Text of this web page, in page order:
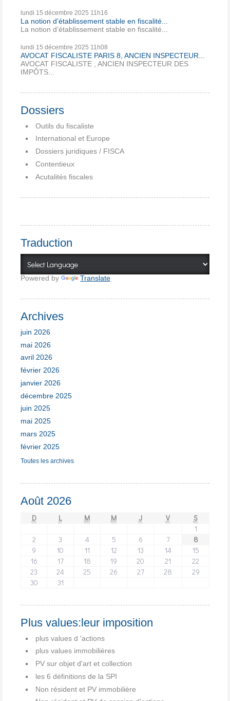
lundi 15 décembre 2025 11h16
La notion d’établissement stable en fiscalité...
La notion d’établissement stable en fiscalité...
lundi 15 décembre 2025 11h08
AVOCAT FISCALISTE PARIS 8, ANCIEN INSPECTEUR...
AVOCAT FISCALISTE , ANCIEN INSPECTEUR DES
IMPÔTS...
Dossiers
Outils du fiscaliste
International et Europe
Dossiers juridiques / FISCA
Contentieux
Acutalités fiscales
Traduction
Powered by Translate
Archives
juin 2026
mai 2026
avril 2026
février 2026
janvier 2026
décembre 2025
juin 2025
mai 2025
mars 2025
février 2025
Toutes les archives
Août 2026
D L M M J V
S
1
2
3 4 5 6 7
8
9
10 11 12 13 14
15
16
17 18 19 20 21
22
23
24 25 26 27 28
29
30
31
Plus values:leur imposition
plus values d 'actions
plus values immobilières
PV sur objet d'art et collection
les 6 définitions de la SPI
Non résident et PV immobilière